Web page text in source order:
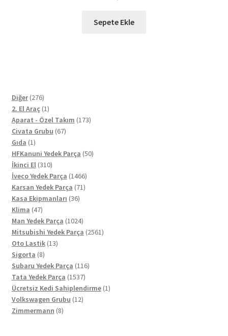
Sepete Ekle
Diğer 276276
ürün
2. El Araç 11
ürün
Aparat - Özel Takım 173173
Civata Grubu 6767
Gıda 11
ürün
HFKanuni Yedek Parça 5050
İkinci El 310310
ürün
İveco Yedek Parça 14661466
ürün
Karsan Yedek Parça 7171
Kasa Ekipmanları 3636
Klima 4747
ürün
Man Yedek Parça 10241024
ürün
Mitsubishi Yedek Parça 25612561
Oto Lastik 1313
Sigorta 88
ürün
Subaru Yedek Parça 116116
Tata Yedek Parça 15371537
ürün
Ücretsiz Kedi Sahiplendirme 11
Volkswagen Grubu 1212
Zimmermann 88